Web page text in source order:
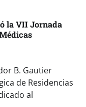
la VII Jornada
B. Gautier
de Residencias
al